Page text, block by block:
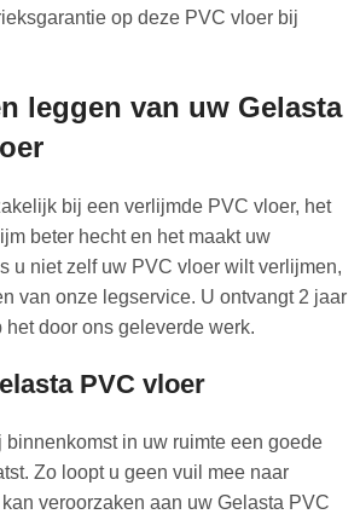
op deze PVC vloer bij
leggen van uw Gelasta
bij een verlijmde PVC vloer, het
beter hecht en het maakt uw
u niet zelf uw PVC vloer wilt verlijmen,
van onze legservice. U ontvangt 2 jaar
het door ons geleverde werk.
PVC vloer
binnenkomst in uw ruimte een goede
Zo loopt u geen vuil mee naar
veroorzaken aan uw Gelasta PVC